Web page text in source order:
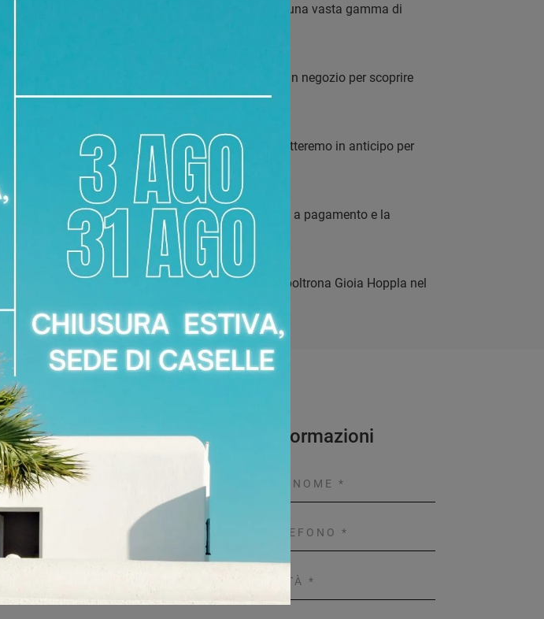
modificare le dimensioni standard e scegliere tra una vasta gamma di
Hoppla Gioia?
rateizzato. Contatta il nostro personale in negozio per scoprire
a Ciriè?
nel prezzo e gestito da personale interno. Ti contatteremo in anticipo per
la durata?
Offriamo anche servizi di manutenzione periodica a pagamento e la
Hoppla a Torino?
progettazione 3D. Ti aiuteremo a visualizzare la poltrona Gioia Hoppla nel
Richiedi Maggiori Informazioni